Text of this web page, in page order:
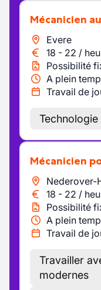
Mécanicien
Evere
18 - 22 /
Possibilité
A plein
Travail de
Technologie
Mécanicien
Nederover-
18 - 22 /
Possibilité
A plein
Travail de
Travailler
modernes